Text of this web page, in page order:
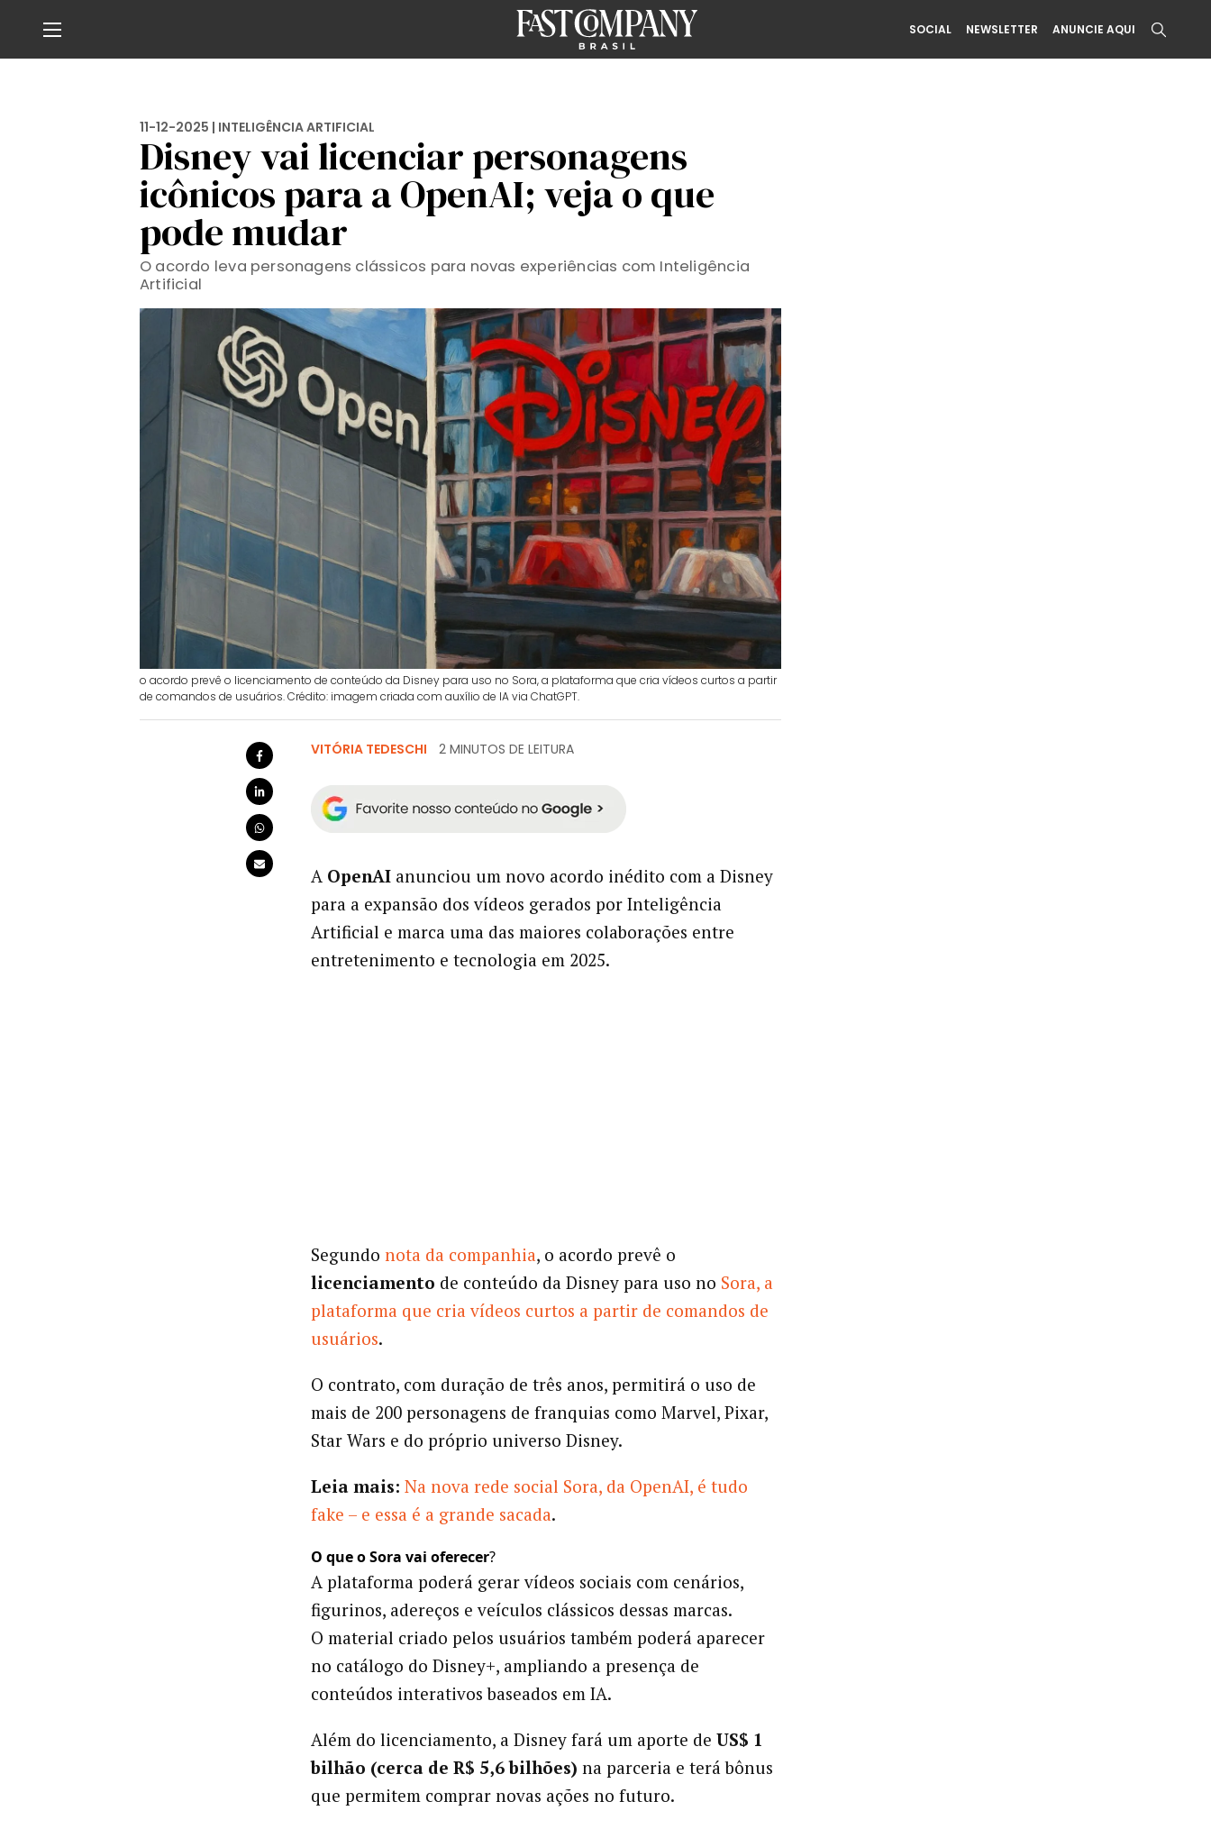
SOCIAL NEWSLETTER ANUNCIE AQUI
11-12-2025 | INTELIGÊNCIA ARTIFICIAL
Disney vai licenciar personagens
icônicos para a OpenAI; veja o que
pode mudar
O acordo leva personagens clássicos para novas experiências com Inteligência
Artificial
o acordo prevê o licenciamento de conteúdo da Disney para uso no Sora, a plataforma que cria vídeos curtos a partir
de comandos de usuários. Crédito: imagem criada com auxílio de IA via ChatGPT.
VITÓRIA TEDESCHI 2 MINUTOS DE LEITURA
A OpenAIanunciou um novo acordo inédito com a Disney
para a expansão dos vídeos gerados por Inteligência
Artificial e marca uma das maiores colaborações entre
entretenimento e tecnologia em 2025.
Segundo nota da companhia, o acordo prevê o
licenciamento de conteúdo da Disney para uso no Sora, a
plataforma que cria vídeos curtos a partir de comandos de
usuários.
O contrato, com duração de três anos, permitirá o uso de
mais de 200 personagens de franquias como Marvel, Pixar,
Star Wars e do próprio universo Disney.
Leia mais: Na nova rede social Sora, da OpenAI, é tudo
fake – e essa é a grande sacada.
O que o Sora vai oferecer?
A plataforma poderá gerar vídeos sociais com cenários,
figurinos, adereços e veículos clássicos dessas marcas.
O material criado pelos usuários também poderá aparecer
no catálogo do Disney+, ampliando a presença de
conteúdos interativos baseados em IA.
Além do licenciamento, a Disney fará um aporte de US$ 1
bilhão (cerca de R$ 5,6 bilhões) na parceria e terá bônus
que permitem comprar novas ações no futuro.